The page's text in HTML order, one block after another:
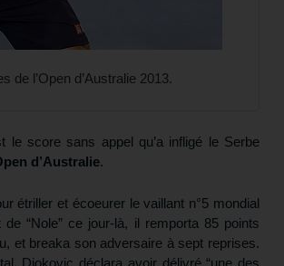
l’Open d’Australie 2013.
le score sans appel qu’a infligé le Serbe
d’Australie.
étriller et écoeurer le vaillant n°5 mondial
“Nole” ce jour-là, il remporta 85 points
et breaka son adversaire à sept reprises.
Djokovic déclara avoir délivré “une des